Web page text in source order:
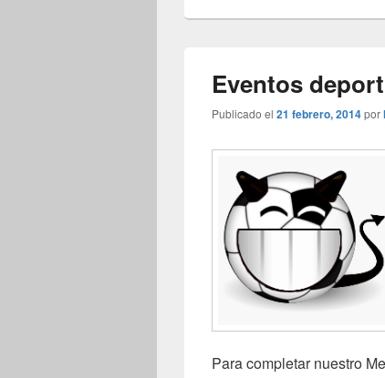
Eventos
Publicado el 21 febrero, 2014por
Para completar nuestro